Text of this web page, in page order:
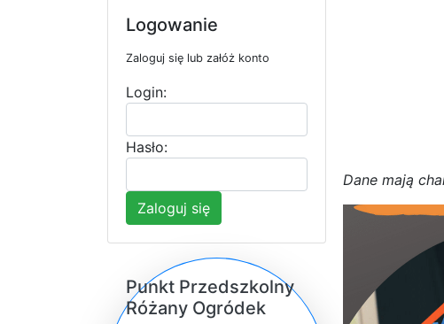
Logowanie
Zaloguj się lub załóż konto
Login:
Hasło:
Zaloguj się
Punkt Przedszkolny
Różany Ogródek
Dane mają cha